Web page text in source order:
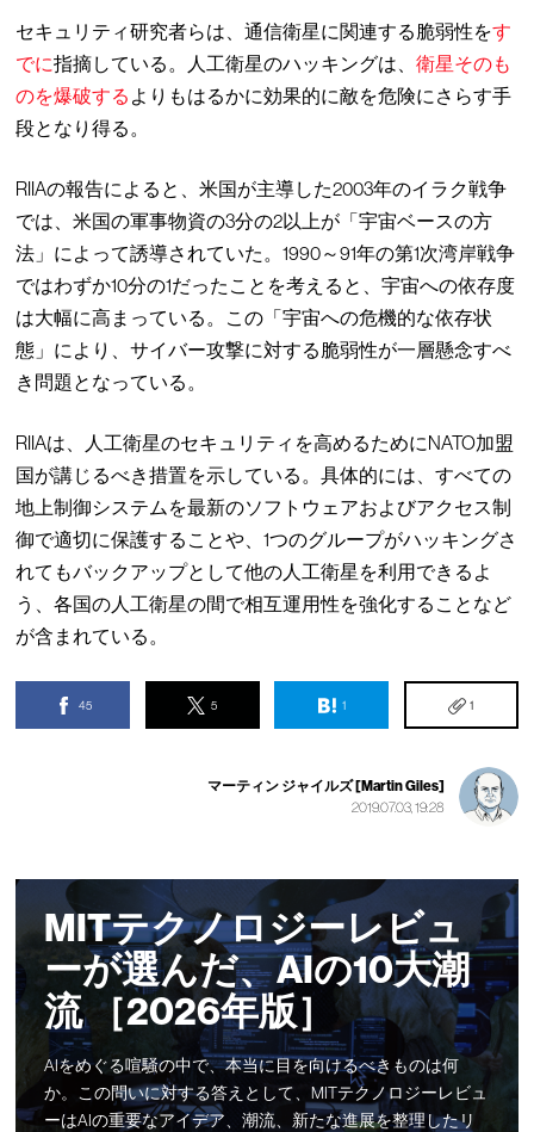
セキュリティ研究者らは、通信衛星に関連する脆弱性をす
でに指摘している。人工衛星のハッキングは、衛星そのも
のを爆破する よりもはるかに効果的に敵を危険にさらす手
段となり得る。
RIIAの報告によると、米国が主導した2003年のイラク戦争
では、米国の軍事物資の3分の2以上が「宇宙ベースの方
法」によって誘導されていた。1990～91年の第1次湾岸戦争
ではわずか10分の1だったことを考えると、宇宙への依存度
は大幅に高まっている。この「宇宙への危機的な依存状
態」により、サイバー攻撃に対する脆弱性が一層懸念すべ
き問題となっている。
RIIAは、人工衛星のセキュリティを高めるためにNATO加盟
国が講じるべき措置を示している。具体的には、すべての
地上制御システムを最新のソフトウェアおよびアクセス制
御で適切に保護することや、1つのグループがハッキングさ
れてもバックアップとして他の人工衛星を利用できるよ
う、各国の人工衛星の間で相互運用性を強化することなど
が含まれている。
45 5 1 1
マーティン ジャイルズ [Martin Giles]
2019.07.03, 19:28
MITテクノロジーレビュ
ーが選んだ、AIの10大潮
流 ［2026年版］
AIをめぐる喧騒の中で、本当に目を向けるべきものは何
か。この問いに対する答えとして、MITテクノロジーレビュ
ーはAIの重要なアイデア、潮流、新たな進展を整理したリ